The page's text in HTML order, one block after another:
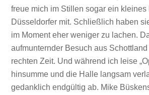
freue mich im Stillen sogar ein
Düsseldorfer mit. Schließlich haben
im Moment eher weniger zu lachen.
aufmunternder Besuch aus
rechten Zeit. Und während ich leise
hinsumme und die Halle langsam
gedanklich endgültig ab. Mike